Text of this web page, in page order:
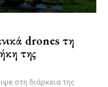
drones τη
της
στη διάρκεια της